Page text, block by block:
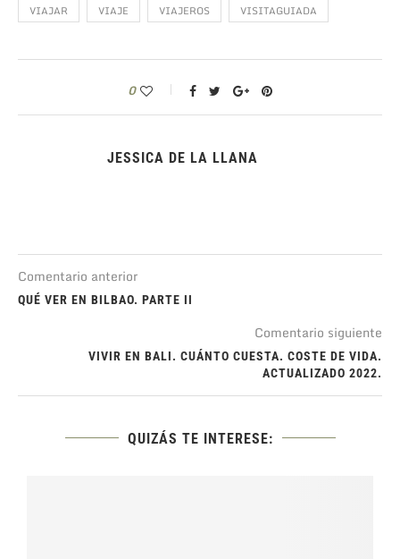
VIAJAR VIAJE VIAJEROS VISITAGUIADA
0
JESSICA DE LA LLANA
Comentario anterior
QUÉ VER EN BILBAO. PARTE II
Comentario siguiente
VIVIR EN BALI. CUÁNTO CUESTA. COSTE DE VIDA.
ACTUALIZADO 2022.
QUIZÁS TE INTERESE: